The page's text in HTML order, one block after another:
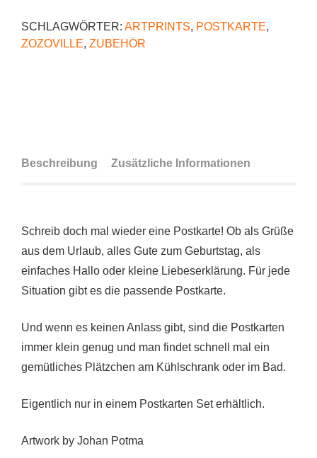
SCHLAGWÖRTER: ARTPRINTS, POSTKARTE,
ZOZOVILLE, ZUBEHÖR
Beschreibung Zusätzliche Informationen
Schreib doch mal wieder eine Postkarte! Ob als Grüße
aus dem Urlaub, alles Gute zum Geburtstag, als
einfaches Hallo oder kleine Liebeserklärung. Für jede
Situation gibt es die passende Postkarte.
Und wenn es keinen Anlass gibt, sind die Postkarten
immer klein genug und man findet schnell mal ein
gemütliches Plätzchen am Kühlschrank oder im Bad.
Eigentlich nur in einem Postkarten Set erhältlich.
Artwork by Johan Potma